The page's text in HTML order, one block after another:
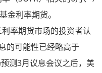
金利率期货。
率期货市场的投资者认
的可能性已经略高于
测3月议息会议之后，美